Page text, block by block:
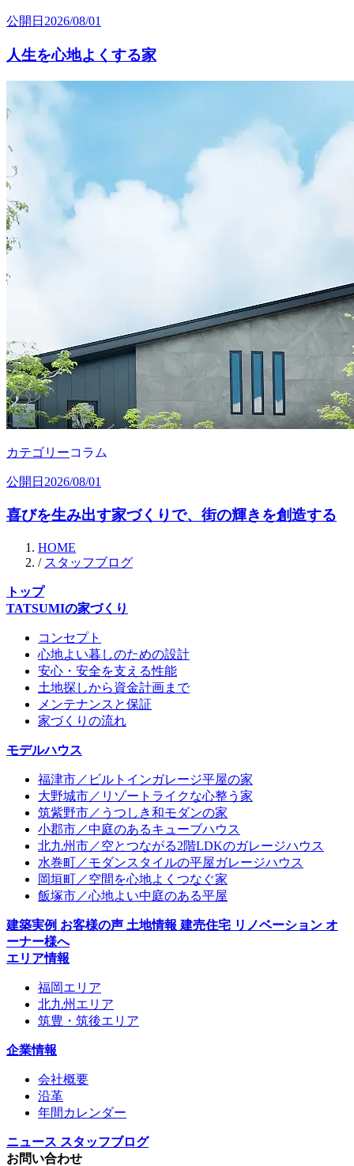
公開日 2026/08/01
人生を心地よくする家
カテゴリーコラム
公開日 2026/08/01
喜びを生み出す家づくりで、街の輝きを創造する
HOME
/ スタッフブログ
トップ
TATSUMIの家づくり
コンセプト
心地よい暮しのための設計
安心・安全を支える性能
土地探しから資金計画まで
メンテナンスと保証
家づくりの流れ
モデルハウス
福津市／ビルトインガレージ平屋の家
大野城市／リゾートライクな心整う家
筑紫野市／うつしき和モダンの家
小郡市／中庭のあるキューブハウス
北九州市／空とつながる2階LDKのガレージハウス
水巻町／モダンスタイルの平屋ガレージハウス
岡垣町／空間を心地よくつなぐ家
飯塚市／心地よい中庭のある平屋
建築実例 お客様の声 土地情報 建売住宅 リノベーション オ
ーナー様へ
エリア情報
福岡エリア
北九州エリア
筑豊・筑後エリア
企業情報
会社概要
沿革
年間カレンダー
ニュース スタッフブログ
お問い合わせ